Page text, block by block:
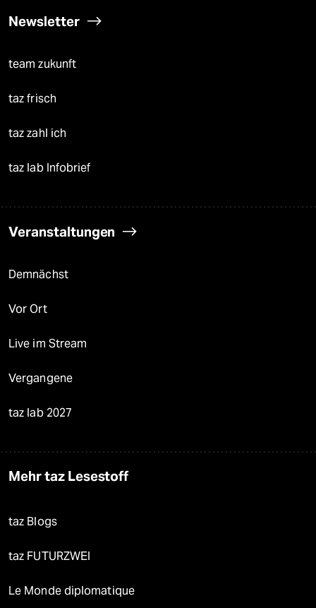
Newsletter
team zukunft
taz frisch
taz zahl ich
taz lab Infobrief
Veranstaltungen
Demnächst
Vor Ort
Live im Stream
Vergangene
taz lab 2027
Mehr taz Lesestoff
taz Blogs
taz FUTURZWEI
Le Monde diplomatique